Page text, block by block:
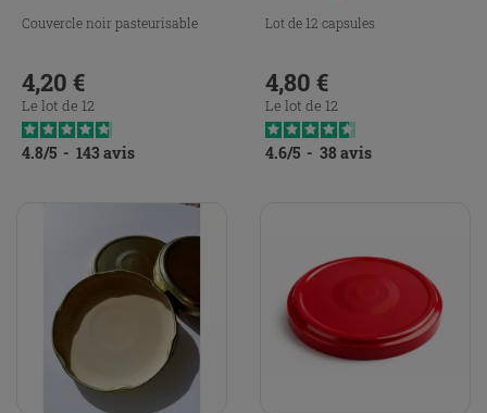
Couvercle noir pasteurisable
Prix
4,20 €
Le lot de 12
4.8/5 - 143 avis
Lot de 12 capsules
Prix
4,80 €
Le lot de 12
4.6/5 - 38 avis